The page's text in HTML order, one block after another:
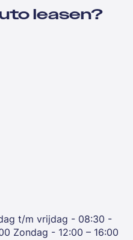
leasen?
t/m vrijdag - 08:30 -
Zondag - 12:00 – 16:00